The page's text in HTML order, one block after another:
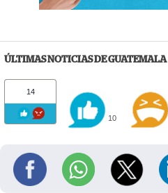
ÚLTIMAS NOTICIAS DE GUATEMALA
14
10